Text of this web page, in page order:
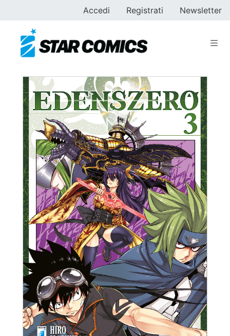
Accedi Registrati Newsletter